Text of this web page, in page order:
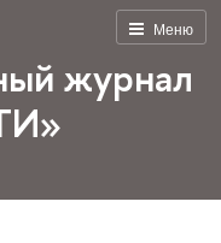
Меню
журнал